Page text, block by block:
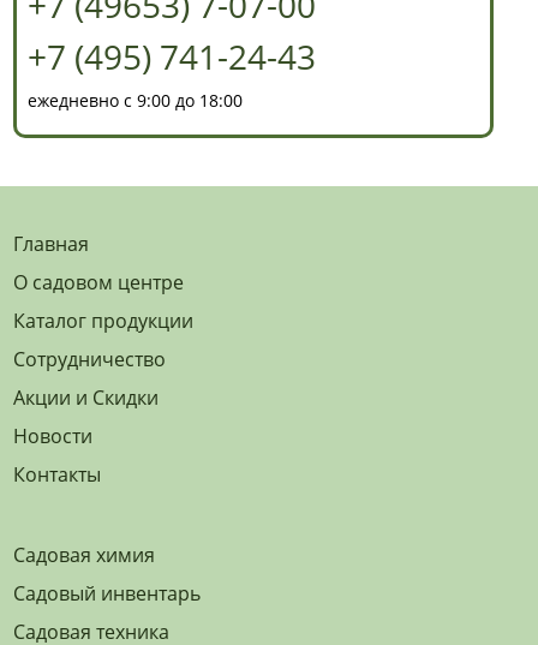
+7 (495) 741-24-43
ежедневно с 9:00 до 18:00
Главная
О садовом центре
Каталог продукции
Сотрудничество
Акции и Скидки
Новости
Контакты
Садовая химия
Садовый инвентарь
Садовая техника